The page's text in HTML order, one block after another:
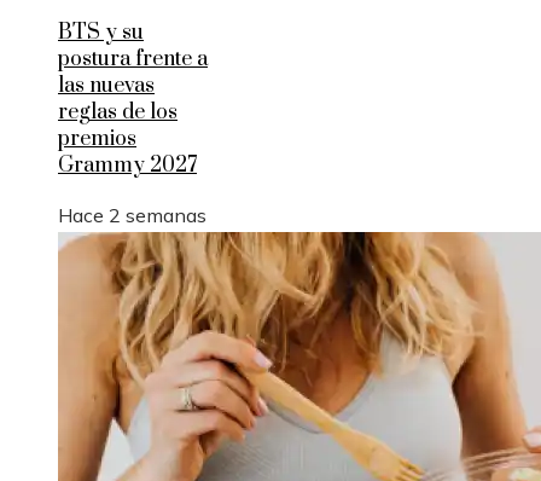
BTS y su
postura frente a
las nuevas
reglas de los
premios
Grammy 2027
Hace 2 semanas